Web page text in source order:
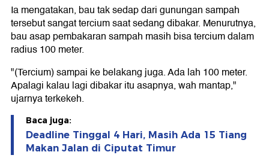
Ia mengatakan, bau tak sedap dari gunungan sampah
tersebut sangat tercium saat sedang dibakar. Menurutnya,
bau asap pembakaran sampah masih bisa tercium dalam
radius 100 meter.
"(Tercium) sampai ke belakang juga. Ada lah 100 meter.
Apalagi kalau lagi dibakar itu asapnya, wah mantap,"
ujarnya terkekeh.
Baca juga:
Deadline Tinggal 4 Hari, Masih Ada 15 Tiang
Makan Jalan di Ciputat Timur